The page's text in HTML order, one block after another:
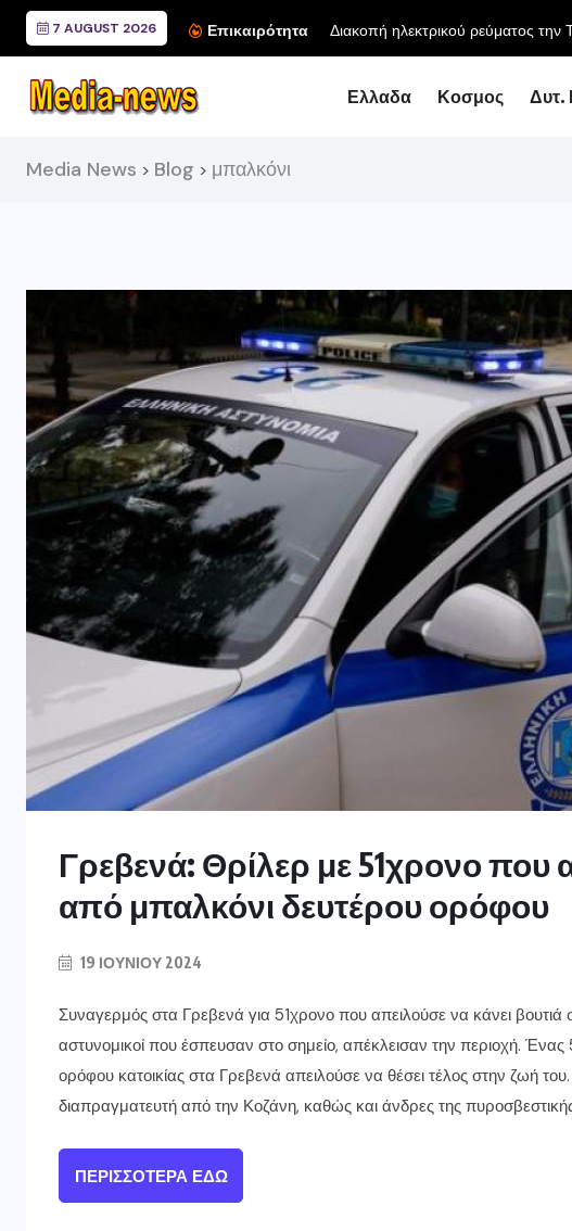
7 AUGUST 2026 Επικαιρότητα
Ελλαδα Κοσμος Δυτ.
Media News > Blog > μπαλκόνι
Γρεβενά: Θρίλερ με 51χρονο που
από μπαλκόνι δευτέρου ορόφου
19 ΙΟΥΝΊΟΥ 2024
Συναγερμός στα Γρεβενά για 51χρονο που απειλούσε να κάνει
αστυνομικοί που έσπευσαν στο σημείο, απέκλεισαν την περιοχή.
ορόφου κατοικίας στα Γρεβενά απειλούσε να θέσει τέλος στην ζωή
διαπραγματευτή από την Κοζάνη, καθώς και άνδρες της
ΠΕΡΙΣΣΌΤΕΡΑ ΕΔΏ